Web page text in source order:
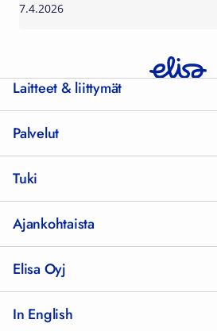
7.4.2026
Laitteet & liittymät
Palvelut
Tuki
Ajankohtaista
Elisa Oyj
In English